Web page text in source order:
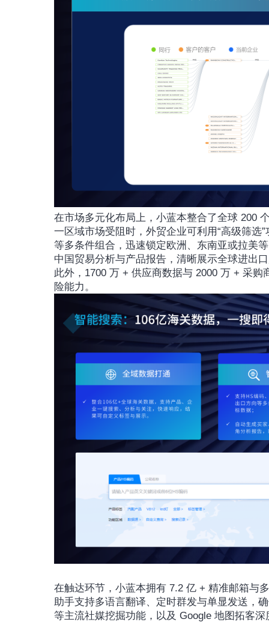
在市场多元化布局上，小蓝本整合了全球 200
一区域市场受阻时，外贸企业可利用“高级筛选
等多条件组合，迅速锁定欧洲、东南亚或拉美
中国贸易分析与产品报告，清晰展示全球进出
此外，1700 万 + 供应商数据与 2000 万 + 采
险能力。
在触达环节，小蓝本拥有 7.2 亿 + 精准邮箱与
助手支持多语言翻译、定时群发与单显发送，
等主流社媒挖掘功能，以及 Google 地图拓客